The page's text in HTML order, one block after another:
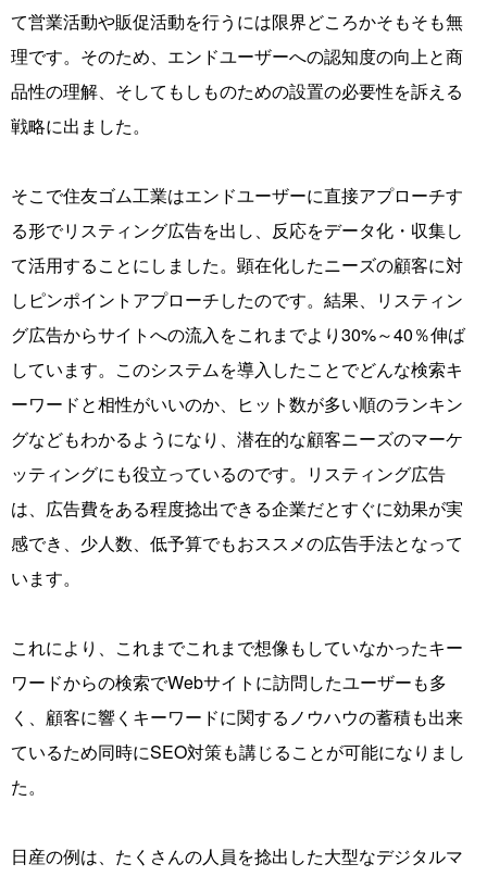
て営業活動や販促活動を行うには限界どころかそもそも無
理です。そのため、エンドユーザーへの認知度の向上と商
品性の理解、そしてもしものための設置の必要性を訴える
戦略に出ました。
そこで住友ゴム工業はエンドユーザーに直接アプローチす
る形でリスティング広告を出し、反応をデータ化・収集し
て活用することにしました。顕在化したニーズの顧客に対
しピンポイントアプローチしたのです。結果、リスティン
グ広告からサイトへの流入をこれまでより30%～40％伸ば
しています。このシステムを導入したことでどんな検索キ
ーワードと相性がいいのか、ヒット数が多い順のランキン
グなどもわかるようになり、潜在的な顧客ニーズのマーケ
ッティングにも役立っているのです。リスティング広告
は、広告費をある程度捻出できる企業だとすぐに効果が実
感でき、少人数、低予算でもおススメの広告手法となって
います。
これにより、これまでこれまで想像もしていなかったキー
ワードからの検索でWebサイトに訪問したユーザーも多
く、顧客に響くキーワードに関するノウハウの蓄積も出来
ているため同時にSEO対策も講じることが可能になりまし
た。
日産の例は、たくさんの人員を捻出した大型なデジタルマ